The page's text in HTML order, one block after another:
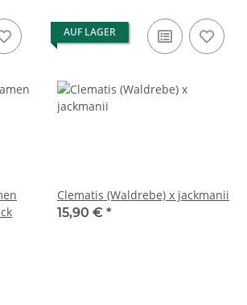
AUF LAGER
Clematis (Waldrebe) x jackmanii
15,90 € *